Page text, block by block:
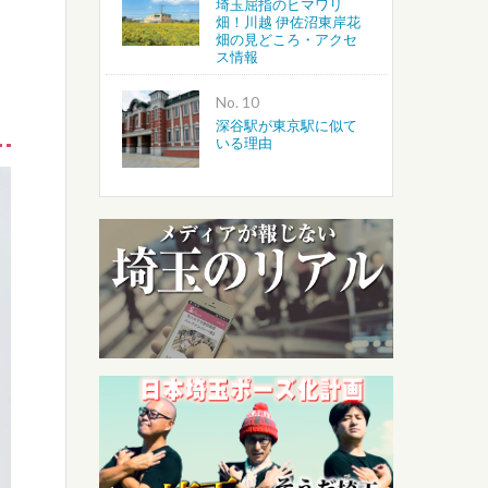
埼玉屈指のヒマワリ
畑！川越 伊佐沼東岸花
畑の見どころ・アクセ
ス情報
No.
深谷駅が東京駅に似て
いる理由